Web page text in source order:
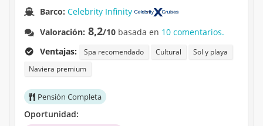
Barco:Celebrity Infinity
Valoración: 8,2/10 basada en 10 comentarios.
Ventajas:
Spa recomendado Cultural
Sol y playa
Naviera premium
Pensión Completa
Oportunidad: